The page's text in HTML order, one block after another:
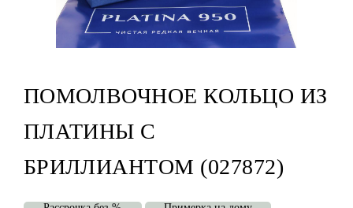
ПОМОЛВОЧНОЕ КОЛЬЦО ИЗ
ПЛАТИНЫ С
БРИЛЛИАНТОМ (027872)